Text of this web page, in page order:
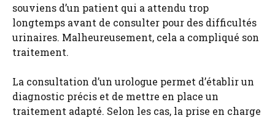
souviens d’un patient qui a attendu trop
longtemps avant de consulter pour des difficultés
urinaires. Malheureusement, cela a compliqué son
traitement.
La consultation d’un urologue permet d’établir un
diagnostic précis et de mettre en place un
traitement adapté. Selon les cas, la prise en charge